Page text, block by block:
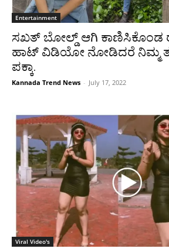
Entertainment
ಸಖತ್ ಬೋಲ್ಡ್ ಆಗಿ
ಹಾಟ್ ವಿಡಿಯೋ ನೋಡಿದರೆ ನಿಮ್ಮ ತಲೆ
ಪಕ್ಕಾ.
Kannada Trend News - July 17, 2022
Viral Video's